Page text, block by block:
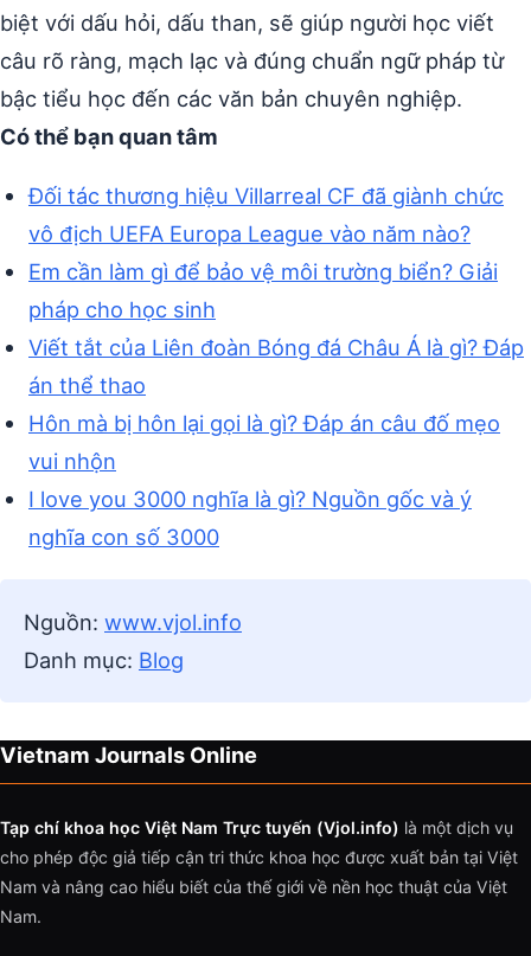
biệt với dấu hỏi, dấu than, sẽ giúp người học viết
câu rõ ràng, mạch lạc và đúng chuẩn ngữ pháp từ
bậc tiểu học đến các văn bản chuyên nghiệp.
Có thể bạn quan tâm
Đối tác thương hiệu Villarreal CF đã giành chức
vô địch UEFA Europa League vào năm nào?
Em cần làm gì để bảo vệ môi trường biển? Giải
pháp cho học sinh
Viết tắt của Liên đoàn Bóng đá Châu Á là gì? Đáp
án thể thao
Hôn mà bị hôn lại gọi là gì? Đáp án câu đố mẹo
vui nhộn
I love you 3000 nghĩa là gì? Nguồn gốc và ý
nghĩa con số 3000
Nguồn: www.vjol.info
Danh mục: Blog
Vietnam Journals Online
Tạp chí khoa học Việt Nam Trực tuyến (Vjol.info) là một dịch vụ
cho phép độc giả tiếp cận tri thức khoa học được xuất bản tại Việt
Nam và nâng cao hiểu biết của thế giới về nền học thuật của Việt
Nam.